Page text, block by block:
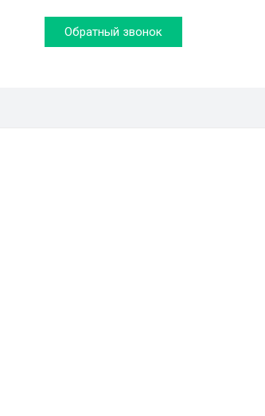
Обратный звонок